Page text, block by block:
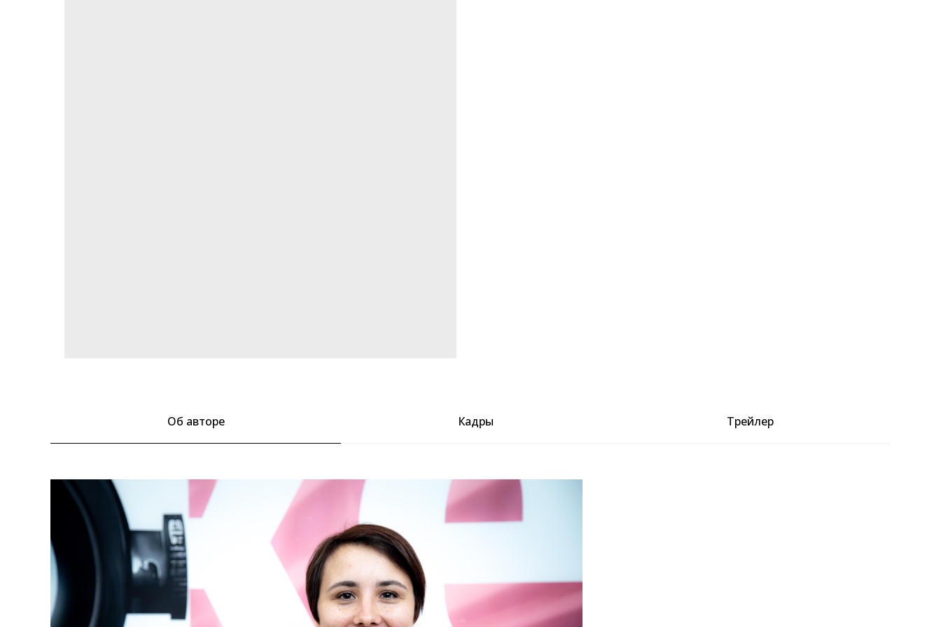
Об авторе Кадры Трейлер